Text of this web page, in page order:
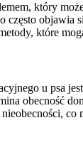
który
często objawia
które
u psa
obecność